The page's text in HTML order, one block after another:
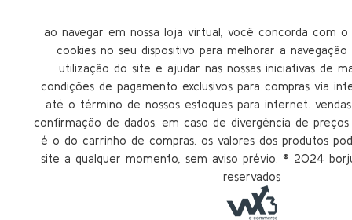
ao navegar em nossa loja virtual, você concorda com
cookies no seu dispositivo para melhorar a
utilização do site e ajudar nas nossas iniciativas de
condições de pagamento exclusivos para compras via
até o término de nossos estoques para internet.
confirmação de dados. em caso de divergência de
é o do carrinho de compras. os valores dos produtos
site a qualquer momento, sem aviso prévio. ®️ 2024
reservados